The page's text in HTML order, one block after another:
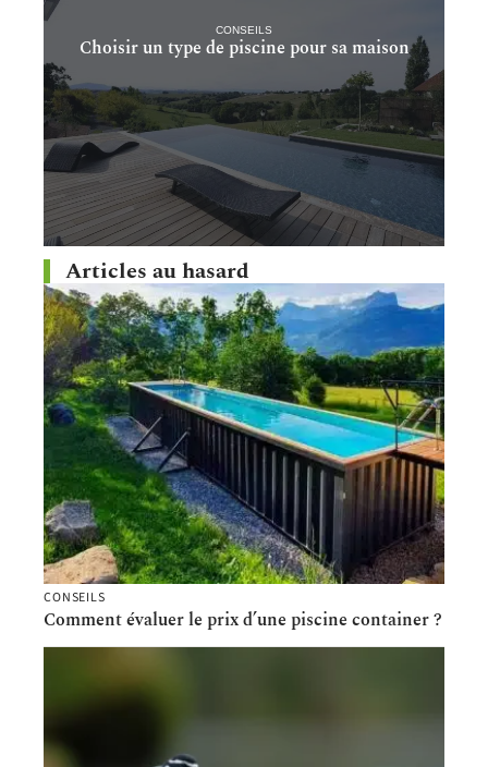
CONSEILS
Choisir un type de piscine pour sa maison
Articles au hasard
CONSEILS
Comment évaluer le prix d’une piscine container ?